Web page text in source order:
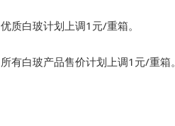
优质白玻计划上调1元/重箱。
所有白玻产品售价计划上调1元/重箱